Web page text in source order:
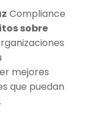
Compliance
sobre
mejores
que puedan